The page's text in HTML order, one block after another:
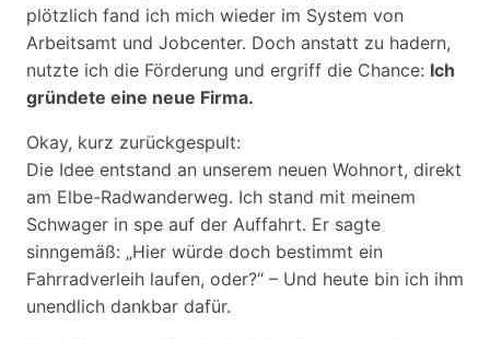
plötzlich fand ich mich wieder im System von
Arbeitsamt und Jobcenter. Doch anstatt zu hadern,
nutzte ich die Förderung und ergriff die Chance: Ich
gründete eine neue Firma.
Okay, kurz zurückgespult:
Die Idee entstand an unserem neuen Wohnort, direkt
am Elbe-Radwanderweg. Ich stand mit meinem
Schwager in spe auf der Auffahrt. Er sagte
sinngemäß: „Hier würde doch bestimmt ein
Fahrradverleih laufen, oder?“ – Und heute bin ich ihm
unendlich dankbar dafür.